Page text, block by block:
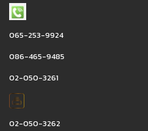
065-253-9924
086-465-9485
02-050-3261
02-050-3262